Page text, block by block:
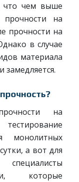
что чем выше
на
прочности на
в случае
материала
замедляется.
на
монолитных
а вот для
которые